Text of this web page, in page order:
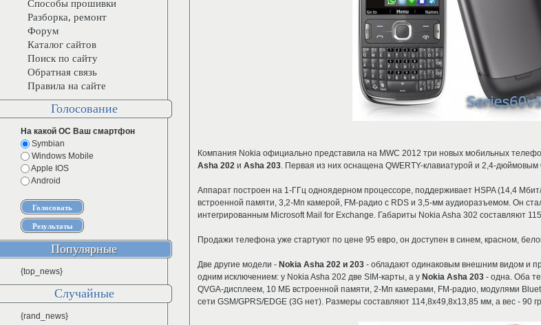
Компания Nokia официально представила на MWC 2012 три новых мобильных
Asha 202 и Asha 203. Первая из них оснащена QWERTY-клавиатурой и 2,4-дюймовым
Аппарат построен на 1-ГГц одноядерном процессоре, поддерживает HSPA (14,4
встроенной памяти, 3,2-Мп камерой, FM-радио с RDS и 3,5-мм аудиоразъемом. Он
интегрированным Microsoft Mail for Exchange. Габариты Nokia Asha 302 составляют
Продажи телефона уже стартуют по цене 95 евро, он доступен в синем, красном,
Две другие модели - Nokia Asha 202 и 203 - обладают одинаковым внешним видом и
одним исключением: у Nokia Asha 202 две SIM-карты, а у Nokia Asha 203 - одна. Оба
QVGA-дисплеем, 10 МБ встроенной памяти, 2-Мп камерами, FM-радио, модулями
сети GSM/GPRS/EDGE (3G нет). Размеры составляют 114,8x49,8х13,85 мм, а вес - 90
Способы прошивки
Разборка, ремонт
Форум
Каталог сайтов
Поиск по сайту
Обратная связь
Правила на сайте
Голосование
На какой ОС Ваш смартфон
Symbian
Windows Mobile
Apple IOS
Android
Популярные
{top_news}
Случайные
{rand_news}